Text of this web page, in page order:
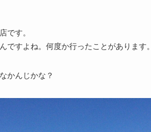
です。
ですよね。何度か行ったことがあります。
かんじかな？